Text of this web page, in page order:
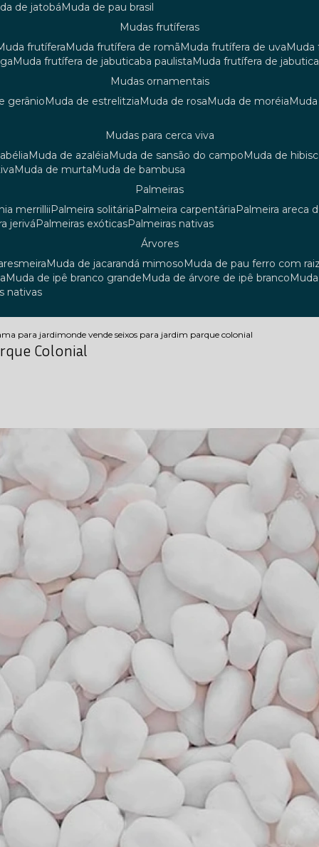
de jatobá
muda de pau brasil
mudas frutíferas
muda frutífera
muda frutífera de romã muda frutífera de uva
muda frutífera de jabuticaba paulista
muda frutífera de
mudas ornamentais
gerânio
muda de estrelitzia muda de rosa muda de moréia
mudas para cerca viva
abélia
muda de azaléia muda de sansão do campo
muda de
muda de murta
muda de bambusa
palmeiras
merrillii
palmeira solitária palmeira carpentária
palmeira areca
jerivá
palmeiras exóticas
palmeiras nativas
árvores
muda de jacarandá mimoso
muda de pau ferro com
muda de ipê branco grande muda de árvore de ipê branco
nativas
para jardimonde vende seixos para jardim parque colonial
Colonial